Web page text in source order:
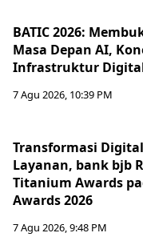
BATIC 2026:
Masa Depan AI,
Infrastruktur
7 Agu 2026, 10:39 PM
Transformasi
Layanan, bank bjb
Titanium Awards
Awards 2026
7 Agu 2026, 9:48 PM